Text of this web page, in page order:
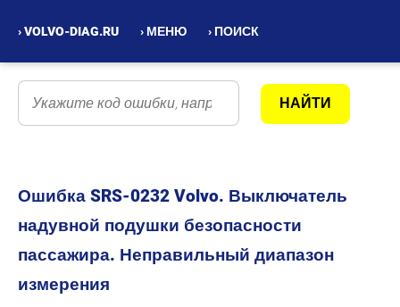
› VOLVO-DIAG.RU › МЕНЮ › ПОИСК
Ошибка SRS-0232 Volvo. Выключатель
надувной подушки безопасности
пассажира. Неправильный диапазон
измерения